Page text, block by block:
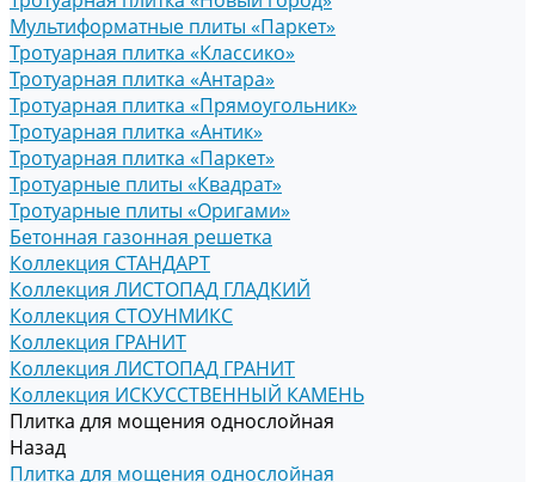
Мультиформатные плиты «Паркет»
Тротуарная плитка «Классико»
Тротуарная плитка «Антара»
Тротуарная плитка «Прямоугольник»
Тротуарная плитка «Антик»
Тротуарная плитка «Паркет»
Тротуарные плиты «Квадрат»
Тротуарные плиты «Оригами»
Бетонная газонная решетка
Коллекция СТАНДАРТ
Коллекция ЛИСТОПАД ГЛАДКИЙ
Коллекция СТОУНМИКС
Коллекция ГРАНИТ
Коллекция ЛИСТОПАД ГРАНИТ
Коллекция ИСКУССТВЕННЫЙ КАМЕНЬ
Плитка для мощения однослойная
Назад
Плитка для мощения однослойная